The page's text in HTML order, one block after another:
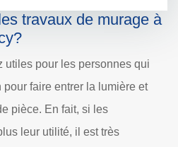
travaux de murage à
utiles pour les personnes qui
faire entrer la lumière et
pièce. En fait, si les
leur utilité, il est très